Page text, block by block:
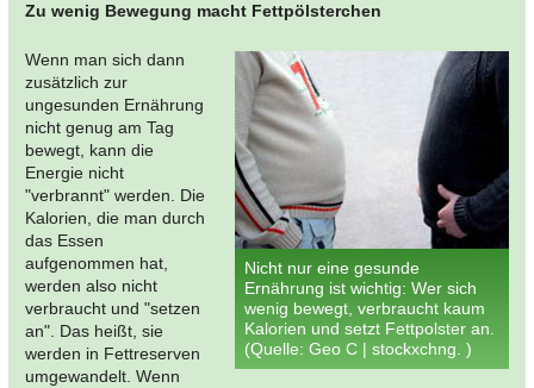
Zu wenig Bewegung macht Fettpölsterchen
Nicht nur eine gesunde
Ernährung ist wichtig: Wer sich
wenig bewegt, verbraucht kaum
Kalorien und setzt Fettpolster an.
(Quelle: Geo C | stockxchng. )
Wenn man sich dann
zusätzlich zur
ungesunden Ernährung
nicht genug am Tag
bewegt, kann die
Energie nicht
"verbrannt" werden. Die
Kalorien, die man durch
das Essen
aufgenommen hat,
werden also nicht
verbraucht und "setzen
an". Das heißt, sie
werden in Fettreserven
umgewandelt. Wenn